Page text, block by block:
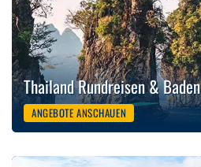
Thailand Rundreisen & Baden
ANGEBOTE ANSCHAUEN